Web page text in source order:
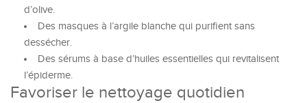
d’olive.
Des masques à l’argile blanche qui purifient sans
dessécher.
Des sérums à base d’huiles essentielles qui revitalisent
l’épiderme.
Favoriser le nettoyage quotidien